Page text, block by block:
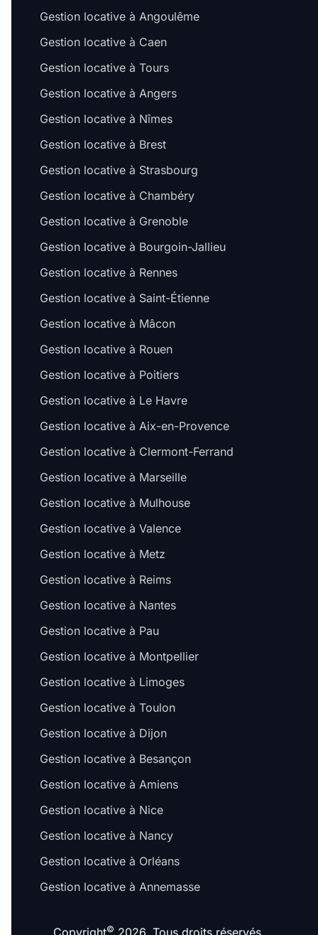
Gestion locative à Angoulême
Gestion locative à Caen
Gestion locative à Tours
Gestion locative à Angers
Gestion locative à Nîmes
Gestion locative à Brest
Gestion locative à Strasbourg
Gestion locative à Chambéry
Gestion locative à Grenoble
Gestion locative à Bourgoin-Jallieu
Gestion locative à Rennes
Gestion locative à Saint-Étienne
Gestion locative à Mâcon
Gestion locative à Rouen
Gestion locative à Poitiers
Gestion locative à Le Havre
Gestion locative à Aix-en-Provence
Gestion locative à Clermont-Ferrand
Gestion locative à Marseille
Gestion locative à Mulhouse
Gestion locative à Valence
Gestion locative à Metz
Gestion locative à Reims
Gestion locative à Nantes
Gestion locative à Pau
Gestion locative à Montpellier
Gestion locative à Limoges
Gestion locative à Toulon
Gestion locative à Dijon
Gestion locative à Besançon
Gestion locative à Amiens
Gestion locative à Nice
Gestion locative à Nancy
Gestion locative à Orléans
Gestion locative à Annemasse
©